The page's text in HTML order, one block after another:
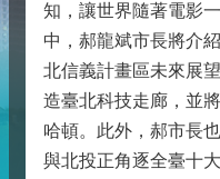
知，讓世界隨著電影
中，郝龍斌市長將介
北信義計畫區未來展
造臺北科技走廊，並
哈頓。此外，郝市長
與北投正角逐全臺十